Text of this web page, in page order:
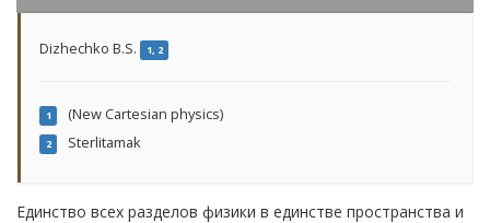
Dizhechko B.S. 1, 2
1 (New Cartesian physics)
2 Sterlitamak
Единство всех разделов физики в единстве пространства и